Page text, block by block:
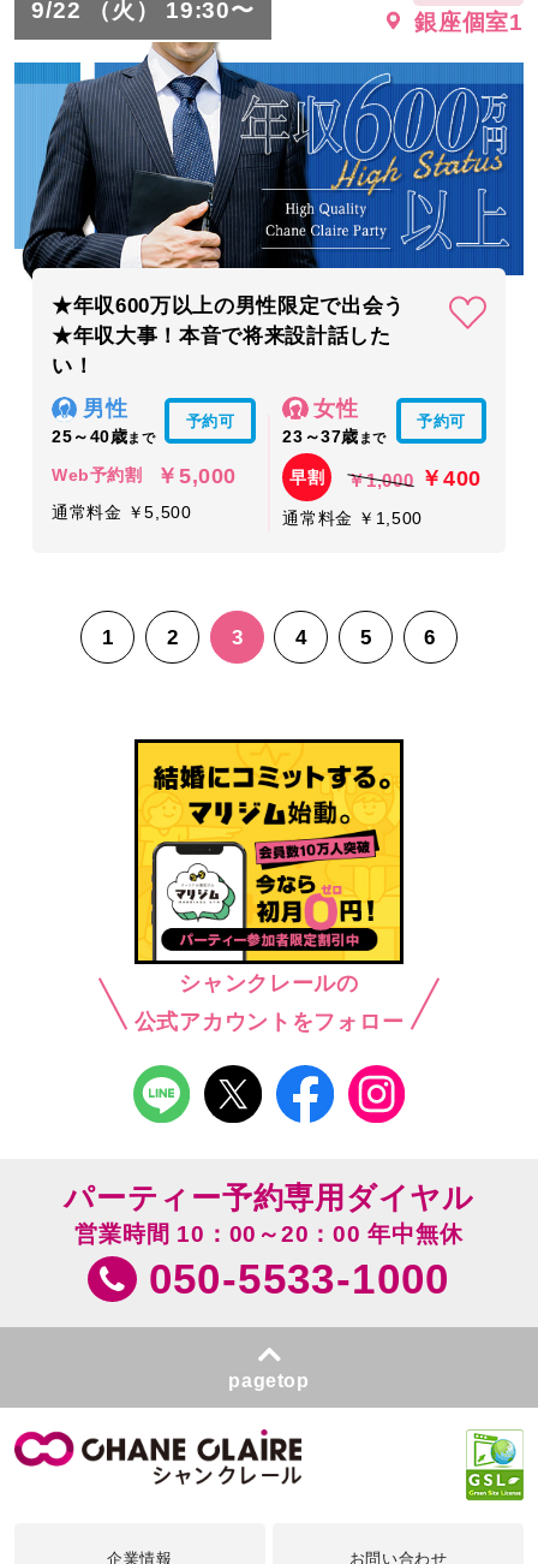
9/22 （火） 19:30〜 銀座個室1
★年収600万以上の男性限定で出会う
★年収大事！本音で将来設計話した
い！
男性
25～40歳まで
予約可
Web予約割 ￥5,000
通常料金 ￥5,500
女性
23～37歳 まで
予約可
早割 ￥1,000 ￥400
通常料金 ￥1,500
1 2 3 4 5 6
シャンクレールの
公式アカウントをフォロー
パーティー予約専用ダイヤル
営業時間 10：00～20：00 年中無休
050-5533-1000
pagetop
企業情報 お問い合わせ